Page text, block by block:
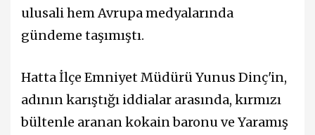
ulusali hem Avrupa medyalarında
gündeme taşımıştı.
Hatta İlçe Emniyet Müdürü Yunus Dinç'in,
adının karıştığı iddialar arasında, kırmızı
bültenle aranan kokain baronu ve Yaramış